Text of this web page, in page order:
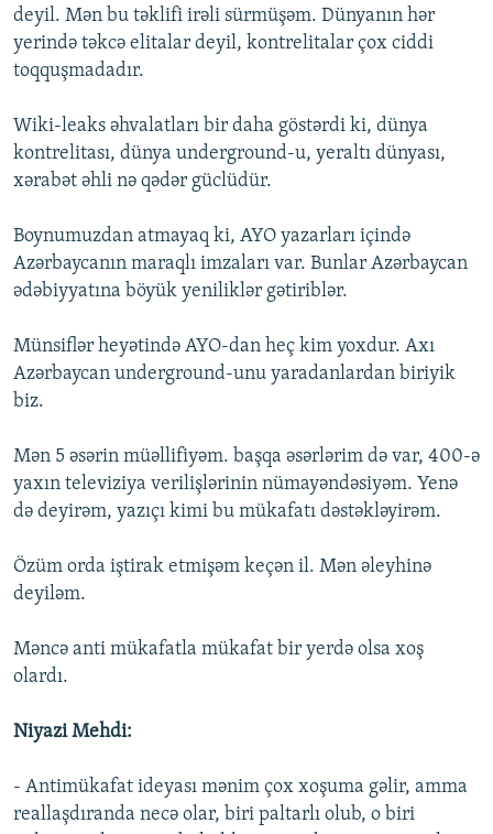
deyil. Mən bu təklifi irəli sürmüşəm. Dünyanın hər
yerində təkcə elitalar deyil, kontrelitalar çox ciddi
toqquşmadadır.
Wiki-leaks əhvalatları bir daha göstərdi ki, dünya
kontrelitası, dünya underground-u, yeraltı dünyası,
xərabət əhli nə qədər güclüdür.
Boynumuzdan atmayaq ki, AYO yazarları içində
Azərbaycanın maraqlı imzaları var. Bunlar Azərbaycan
ədəbiyyatına böyük yeniliklər gətiriblər.
Münsiflər heyətində AYO-dan heç kim yoxdur. Axı
Azərbaycan underground-unu yaradanlardan biriyik
biz.
Mən 5 əsərin müəllifiyəm. başqa əsərlərim də var, 400-ə
yaxın televiziya verilişlərinin nümayəndəsiyəm. Yenə
də deyirəm, yazıçı kimi bu mükafatı dəstəkləyirəm.
Özüm orda iştirak etmişəm keçən il. Mən əleyhinə
deyiləm.
Məncə anti mükafatla mükafat bir yerdə olsa xoş
olardı.
Niyazi Mehdi:
- Antimükafat ideyası mənim çox xoşuma gəlir, amma
reallaşdıranda necə olar, biri paltarlı olub, o biri